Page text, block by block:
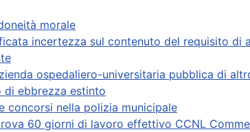
morale
incertezza sul contenuto del requisito di
ospedaliero-universitaria pubblica di
di ebbrezza estinto
concorsi nella polizia municipale
60 giorni di lavoro effettivo CCNL